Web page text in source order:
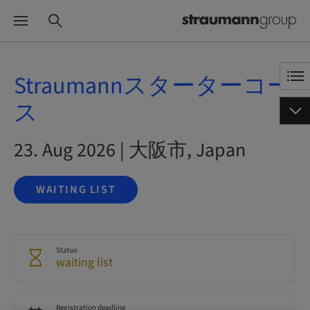
Straumannスターターコー
ス
23. Aug 2026 | 大阪市, Japan
WAITING LIST
Status
waiting list
Registration deadline